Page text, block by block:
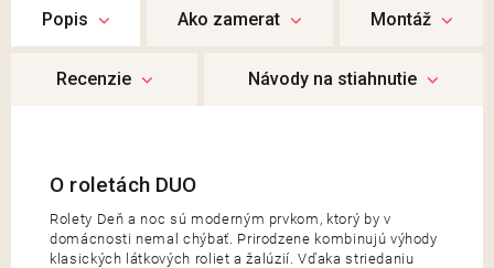
Popis Ako zamerat Montáž
Recenzie
Rolety Deň a noc sú moderným prvkom, ktorý by v
domácnosti nemal chýbať. Prirodzene kombinujú výhody
klasických látkových roliet a žalúzií. Vďaka striedaniu